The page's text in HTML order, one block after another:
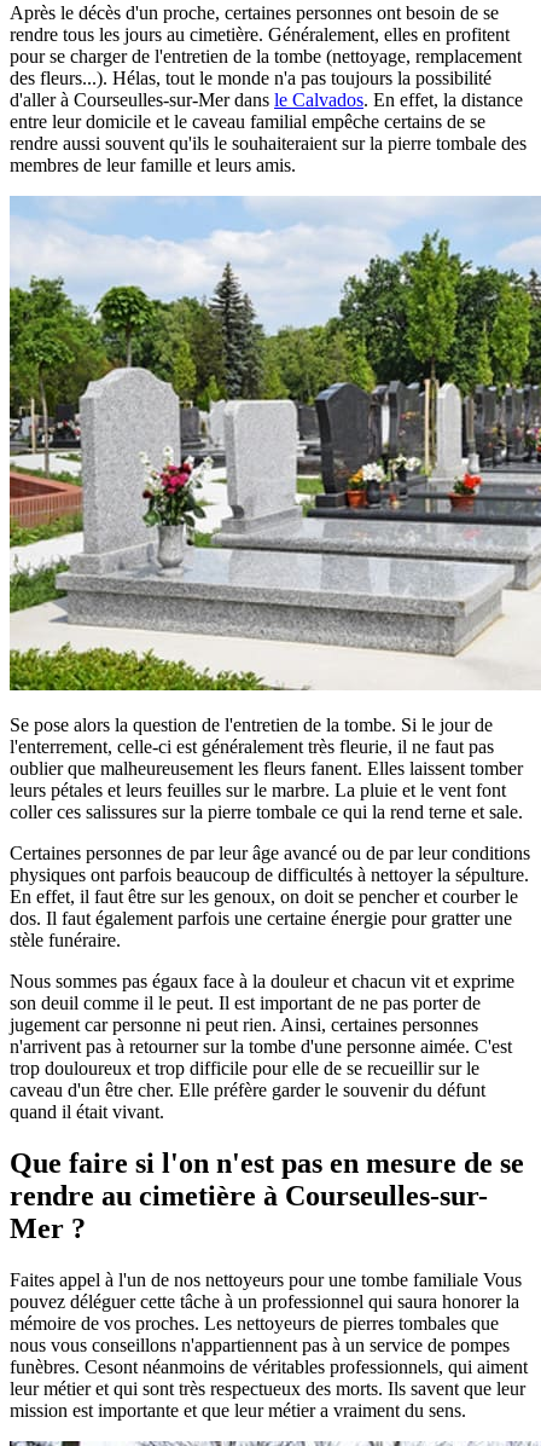
Après le décès d'un proche, certaines personnes ont besoin de se
rendre tous les jours au cimetière. Généralement, elles en profitent
pour se charger de l'entretien de la tombe (nettoyage, remplacement
des fleurs...). Hélas, tout le monde n'a pas toujours la possibilité
d'aller à Courseulles-sur-Mer dans le Calvados. En effet, la distance
entre leur domicile et le caveau familial empêche certains de se
rendre aussi souvent qu'ils le souhaiteraient sur la pierre tombale des
membres de leur famille et leurs amis.
Se pose alors la question de l'entretien de la tombe. Si le jour de
l'enterrement, celle-ci est généralement très fleurie, il ne faut pas
oublier que malheureusement les fleurs fanent. Elles laissent tomber
leurs pétales et leurs feuilles sur le marbre. La pluie et le vent font
coller ces salissures sur la pierre tombale ce qui la rend terne et sale.
Certaines personnes de par leur âge avancé ou de par leur conditions
physiques ont parfois beaucoup de difficultés à nettoyer la sépulture.
En effet, il faut être sur les genoux, on doit se pencher et courber le
dos. Il faut également parfois une certaine énergie pour gratter une
stèle funéraire.
Nous sommes pas égaux face à la douleur et chacun vit et exprime
son deuil comme il le peut. Il est important de ne pas porter de
jugement car personne ni peut rien. Ainsi, certaines personnes
n'arrivent pas à retourner sur la tombe d'une personne aimée. C'est
trop douloureux et trop difficile pour elle de se recueillir sur le
caveau d'un être cher. Elle préfère garder le souvenir du défunt
quand il était vivant.
Que faire si l'on n'est pas en mesure de se
rendre au cimetière à Courseulles-sur-
Mer ?
Faites appel à l'un de nos nettoyeurs pour une tombe familiale Vous
pouvez déléguer cette tâche à un professionnel qui saura honorer la
mémoire de vos proches. Les nettoyeurs de pierres tombales que
nous vous conseillons n'appartiennent pas à un service de pompes
funèbres. Cesont néanmoins de véritables professionnels, qui aiment
leur métier et qui sont très respectueux des morts. Ils savent que leur
mission est importante et que leur métier a vraiment du sens.